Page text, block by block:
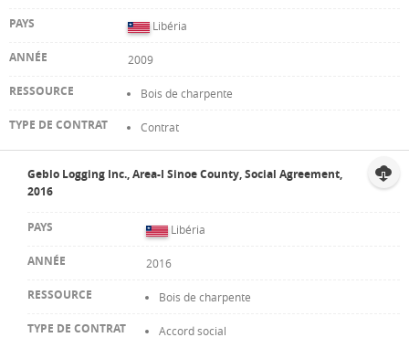
Libéria
2009
Bois de charpente
Contrat
Geblo Logging Inc., Area-I Sinoe County, Social Agreement,
2016
Libéria
2016
Bois de charpente
Accord social